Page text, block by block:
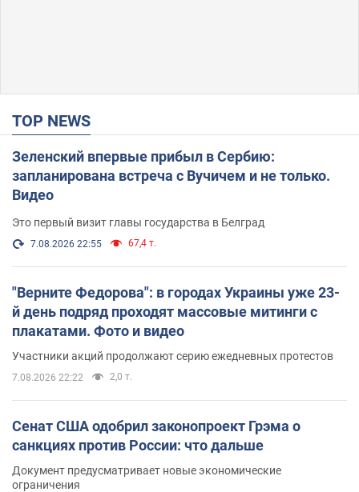
TOP NEWS
Зеленский впервые прибыл в Сербию:
запланирована встреча с Вучичем и не только.
Видео
Это первый визит главы государства в Белград
7.08.2026 22:55 67,4 т.
"Верните Федорова": в городах Украины уже 23-
й день подряд проходят массовые митинги с
плакатами. Фото и видео
Участники акций продолжают серию ежедневных протестов
7.08.2026 22:22 2,0 т.
Сенат США одобрил законопроект Грэма о
санкциях против России: что дальше
Документ предусматривает новые экономические
ограничения